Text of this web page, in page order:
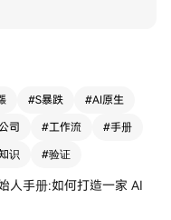
辅助完成编码、调研、
。 手册强调，
者转向“智能体调度
技术背景者，也能借助
然而，AI降低了执行门
#S暴跌 #AI原生
司 #工作流 #手册
识 #验证
人手册:如何打造一家 AI